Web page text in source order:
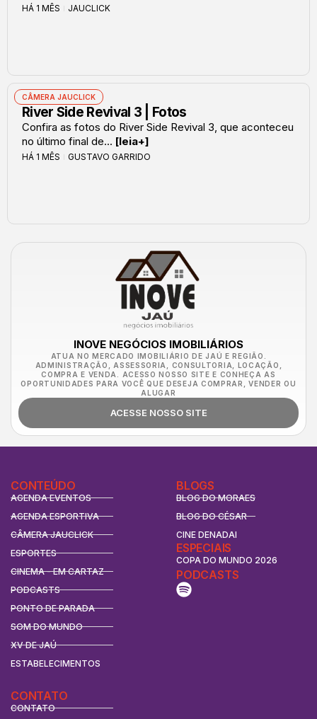
HÁ 1 MÊS JAUCLICK
CÂMERA JAUCLICK
River Side Revival 3 | Fotos
Confira as fotos do River Side Revival 3, que aconteceu
no último final de... [leia+]
HÁ 1 MÊS GUSTAVO GARRIDO
INOVE NEGÓCIOS IMOBILIÁRIOS
ATUA NO MERCADO IMOBILIÁRIO DE JAÚ E REGIÃO.
ADMINISTRAÇÃO, ASSESSORIA, CONSULTORIA, LOCAÇÃO,
COMPRA E VENDA. ACESSO NOSSO SITE E CONHEÇA AS
OPORTUNIDADES PARA VOCÊ QUE DESEJA COMPRAR, VENDER OU
ALUGAR
ACESSE NOSSO SITE
CONTEÚDO
AGENDA EVENTOS
AGENDA ESPORTIVA
CÂMERA JAUCLICK
ESPORTES
CINEMA - EM CARTAZ
PODCASTS
PONTO DE PARADA
SOM DO MUNDO
XV DE JAÚ
ESTABELECIMENTOS
BLOGS
BLOG DO MORAES
BLOG DO CÉSAR
CINE DENADAI
ESPECIAIS
COPA DO MUNDO 2026
CONTATO
CONTATO
PODCASTS